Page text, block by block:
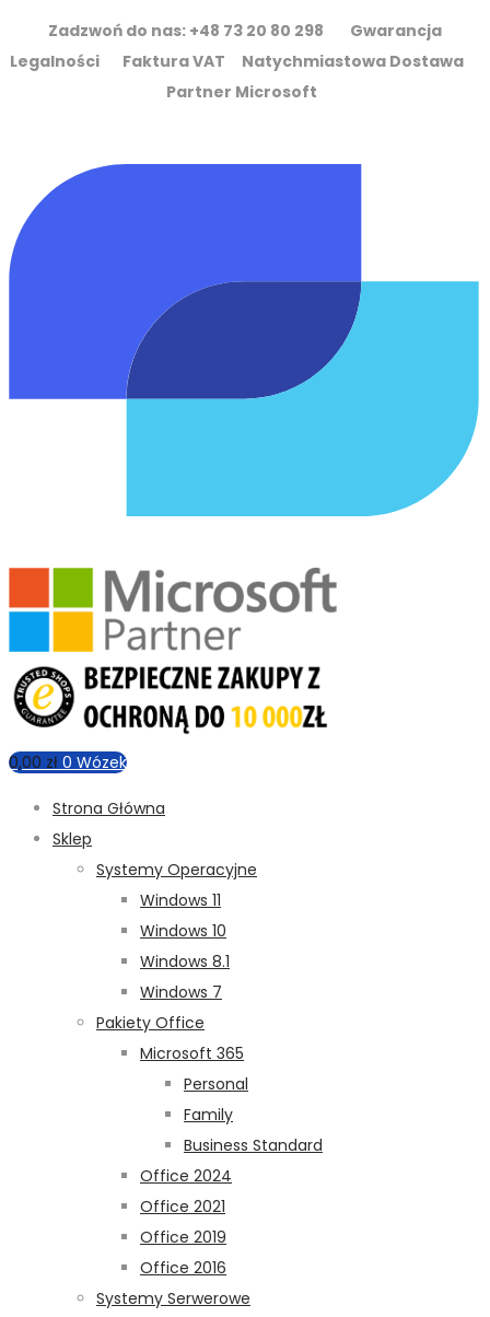
Zadzwoń do nas: +48 73 20 80 298 Gwarancja
Legalności Faktura VAT Natychmiastowa Dostawa
Partner Microsoft
0,00 zł 0 Wózek
Strona Główna
Sklep
Systemy Operacyjne
Windows 11
Windows 10
Windows 8.1
Windows 7
Pakiety Office
Microsoft 365
Personal
Family
Business Standard
Office 2024
Office 2021
Office 2019
Office 2016
Systemy Serwerowe